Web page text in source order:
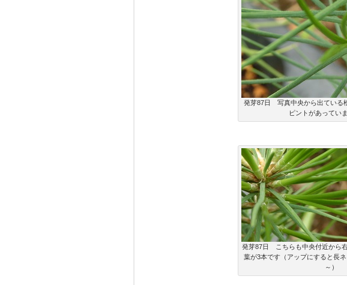
発芽87日 写真中央から出ている
ピントがあってい
発芽87日 こちらも中央付近から
葉が3本です（アップにすると長
～）